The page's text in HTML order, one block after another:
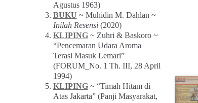
Agustus 1963)
BUKU ~ Muhidin M. Dahlan ~
Inilah Resensi(2020)
KLIPING~ Zuhri & Baskoro ~
“Pencemaran Udara Aroma
Terasi Masuk Lemari”
(FORUM_No. 1 Th. III, 28 April
1994)
KLIPING~ “Timah Hitam di
Atas Jakarta” (Panji Masyarakat,